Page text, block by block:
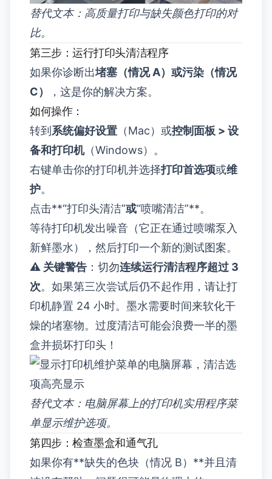
替代文本：高质量打印与缺失颜色打印的对
比。
第三步：运行打印头清洁程序
如果你诊断出堵塞（情况 A） 或污染（情况
C）
，这是你的解决方案。
如何操作：
转到系统偏好设置 （Mac）或控制面板 > 设
备和打印机（Windows）。
右键单击你的打印机并选择打印首选项或维
护。
点击**“打印头清洁”或“喷嘴清洁”**。
等待打印机发出噪音（它正在通过喷嘴泵入
新鲜墨水），然后打印一个新的测试图案。
⚠️ 关键警告 ：切勿连续运行清洁程序超过 3
次。如果第三次尝试后仍不起作用，请让打
印机静置 24 小时。墨水需要时间来软化干
燥的堵塞物。过度清洁可能会浪费一半的墨
盒并损坏打印头！
替代文本：电脑屏幕上的打印机实用程序菜
单显示维护选项。
第四步：检查墨盒和通气孔
如果你有**缺失的色块（情况 B）**并且清